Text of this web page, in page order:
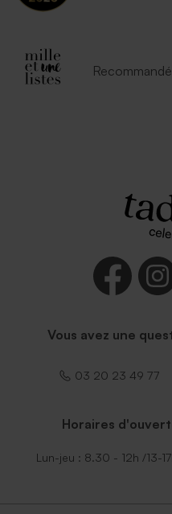
Vous avez une
03 20 23 49 77
Horaires
Lun-jeu : 8.30 - 12h /13-